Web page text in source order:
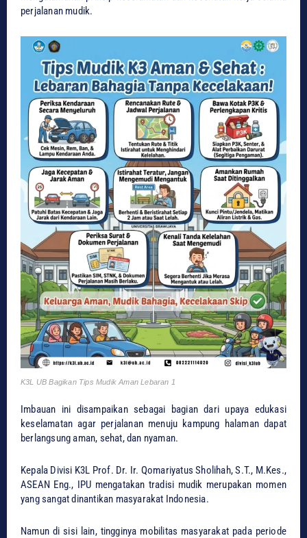
perjalanan mudik.
K3L UB Bagikan Tips Mudik Aman Lebaran 1
Imbauan ini disampaikan sebagai bagian dari upaya edukasi
keselamatan agar perjalanan menuju kampung halaman dapat
berlangsung aman, sehat, dan nyaman.
Kepala Divisi K3L Prof. Dr. Ir. Qomariyatus Sholihah, S.T., M.Kes.,
ASEAN Eng., IPU mengatakan tradisi mudik merupakan momen
yang sangat dinantikan masyarakat Indonesia.
Namun di sisi lain, tingginya mobilitas masyarakat pada periode